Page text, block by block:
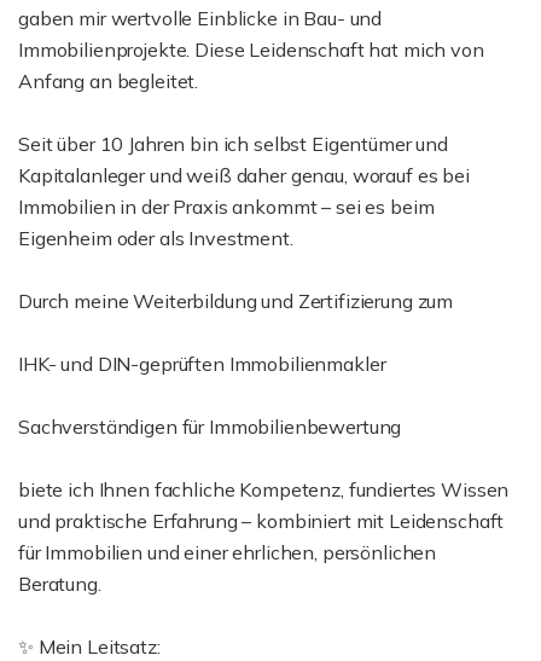
gaben mir wertvolle Einblicke in Bau- und
Immobilienprojekte. Diese Leidenschaft hat mich von
Anfang an begleitet.
Seit über 10 Jahren bin ich selbst Eigentümer und
Kapitalanleger und weiß daher genau, worauf es bei
Immobilien in der Praxis ankommt – sei es beim
Eigenheim oder als Investment.
Durch meine Weiterbildung und Zertifizierung zum
IHK- und DIN-geprüften Immobilienmakler
Sachverständigen für Immobilienbewertung
biete ich Ihnen fachliche Kompetenz, fundiertes Wissen
und praktische Erfahrung – kombiniert mit Leidenschaft
für Immobilien und einer ehrlichen, persönlichen
Beratung.
✨ Mein Leitsatz: